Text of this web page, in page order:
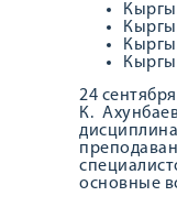
24
К.
основные